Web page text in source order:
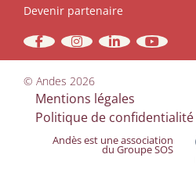
Devenir partenaire
© Andes 2026
Mentions légales
Politique de confidentialité
Andès est une association
du Groupe SOS